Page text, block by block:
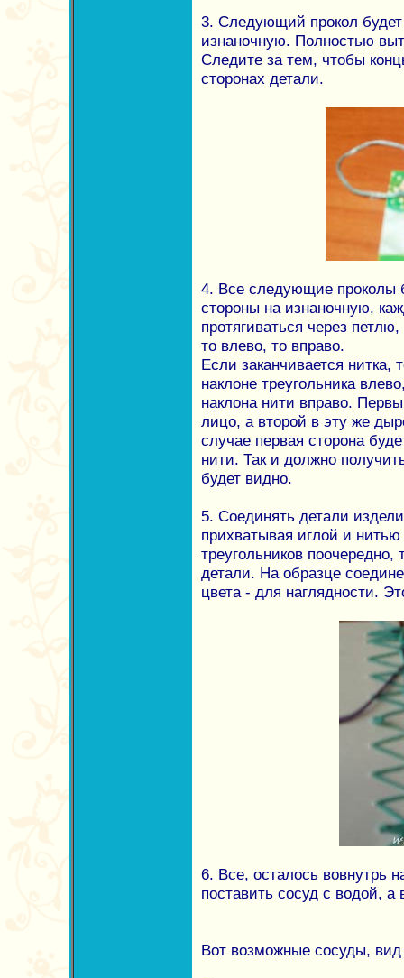
3. Следующий прокол
изнаночную. Полностью
Следите за тем, чтобы
сторонах детали.
4. Все следующие проколы
стороны на изнаночную,
протягиваться через
то влево, то вправо.
Если заканчивается нитка,
наклоне треугольника
наклона нити вправо.
лицо, а второй в эту же
случае первая сторона
нити. Так и должно
будет видно.
5. Соединять детали
прихватывая иглой и
треугольников
детали. На образце
цвета - для наглядности.
6. Все, осталось вовнутрь
поставить сосуд с водой, а
Вот возможные сосуды,